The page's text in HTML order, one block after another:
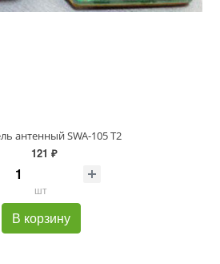
антенный SWA-105 T2
121 ₽
шт
В корзину